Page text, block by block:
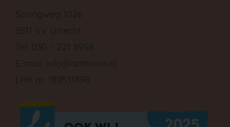
Springweg 102e
3511 VV Utrecht
Tel: 030 – 221 8958
E-mail: info@arthemis.nl
LRK nr: 189511898